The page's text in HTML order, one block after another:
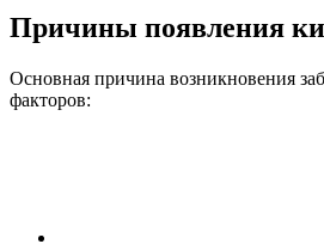
Причины появления
Основная причина возникновения
факторов: